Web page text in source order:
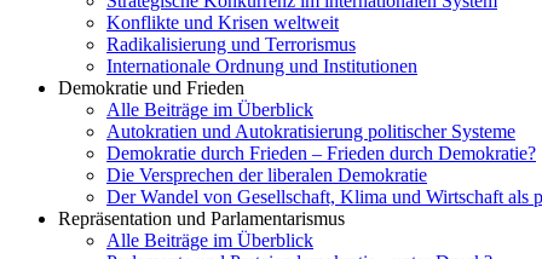
Konflikte und Krisen weltweit
Radikalisierung und Terrorismus
Internationale Ordnung und Institutionen
Demokratie und Frieden
Alle Beiträge im Überblick
Autokratien und Autokratisierung politischer Systeme
Demokratie durch Frieden – Frieden durch Demokratie?
Die Versprechen der liberalen Demokratie
Der Wandel von Gesellschaft, Klima und Wirtschaft als
Repräsentation und Parlamentarismus
Alle Beiträge im Überblick